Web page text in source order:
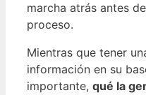
marcha atrás antes
proceso.
Mientras que tener
información en su
importante, qué la